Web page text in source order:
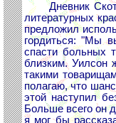
Дневник
литературных
предложил
гордиться: "Мы
спасти больных
близким. Уилсон
такими
полагаю, что
этой наступил
Больше всего он
я мог бы